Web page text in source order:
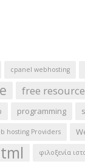
cpanel webhosting
free
programming
hosting Providers
φιλοξενία